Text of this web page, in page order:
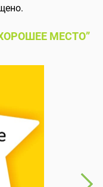
МЕСТО”